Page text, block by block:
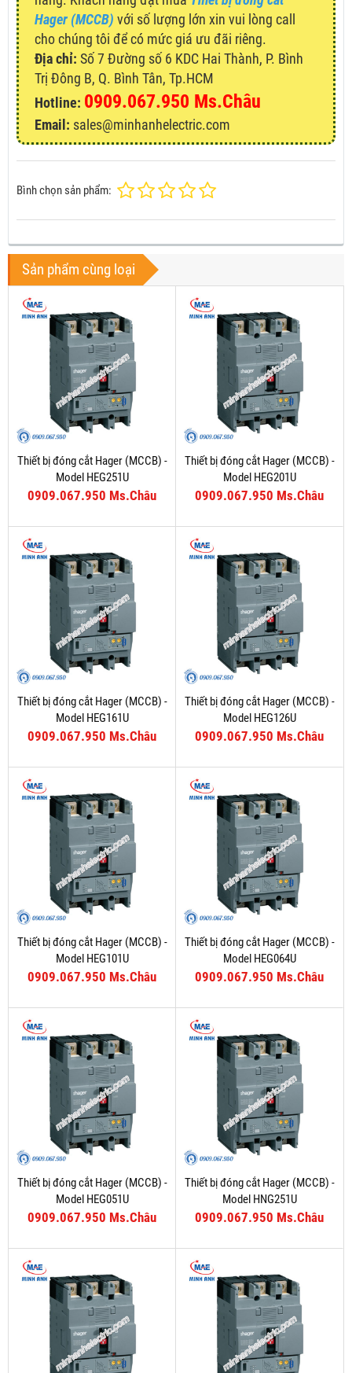
Hager (MCCB) với số lượng lớn xin vui lòng call
cho chúng tôi để có mức giá ưu đãi riêng.
Địa chỉ: Số 7 Đường số 6 KDC Hai Thành, P. Bình
Trị Đông B, Q. Bình Tân, Tp.HCM
Hotline: 0909.067.950 Ms.Châu
Email: sales@minhanhelectric.com
Bình chọn sản phẩm:
Sản phẩm cùng loại
Thiết bị đóng cắt Hager (MCCB) -
Model HEG251U
0909.067.950 Ms.Châu
Thiết bị đóng cắt Hager (MCCB) -
Model HEG201U
0909.067.950 Ms.Châu
Thiết bị đóng cắt Hager (MCCB) -
Model HEG161U
0909.067.950 Ms.Châu
Thiết bị đóng cắt Hager (MCCB) -
Model HEG126U
0909.067.950 Ms.Châu
Thiết bị đóng cắt Hager (MCCB) -
Model HEG101U
0909.067.950 Ms.Châu
Thiết bị đóng cắt Hager (MCCB) -
Model HEG064U
0909.067.950 Ms.Châu
Thiết bị đóng cắt Hager (MCCB) -
Model HEG051U
0909.067.950 Ms.Châu
Thiết bị đóng cắt Hager (MCCB) -
Model HNG251U
0909.067.950 Ms.Châu